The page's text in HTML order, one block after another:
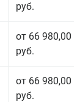
руб.
от 66 980,00
руб.
от 66 980,00
руб.